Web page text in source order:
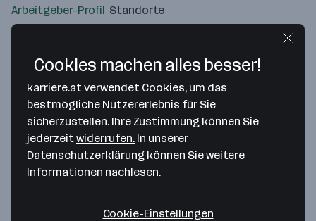
Arbeitgeber-Profil Standorte
Bitte stimme unseren Cookie-
Richtlinien zu, um diese Karte
anzuzeigen.
Cookies machen alles besser!
karriere.at verwendet Cookies, um das
bestmögliche Nutzererlebnis für Sie
sicherzustellen. Ihre Zustimmung können Sie
jederzeitwiderrufen. In unserer
Datenschutzerklärung können Sie weitere
Informationen nachlesen.
Cookie-Einstellungen